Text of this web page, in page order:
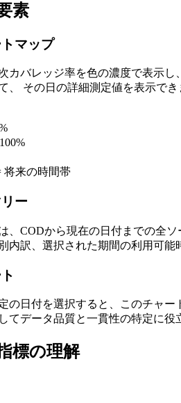
素
マップ
カバレッジ率を色の濃度で表示
、 その日の詳細測定値を表示で
将来の時間帯
ー
、CODから現在の日付までの全
内訳、選択された期間の利用可能
の日付を選択すると、このチャ
てデータ品質と一貫性の特定に役
標の理解